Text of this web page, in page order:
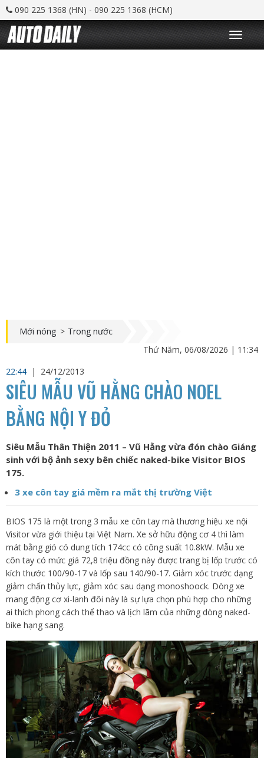
090 225 1368 (HN) - 090 225 1368 (HCM)
T
o
g
Mới nóng > Trong nước
Thứ Năm, 06/08/2026 | 11:34
22:44 | 24/12/2013
SIÊU MẪU VŨ HẰNG CHÀO NOEL
BẰNG NỘI Y ĐỎ
Siêu Mẫu Thân Thiện 2011 – Vũ Hằng vừa đón chào Giáng
sinh với bộ ảnh sexy bên chiếc naked-bike Visitor BIOS
175.
3 xe côn tay giá mềm ra mắt thị trường Việt
BIOS 175 là một trong 3 mẫu xe côn tay mà thương hiệu xe nội
Visitor vừa giới thiệu tại Việt Nam. Xe sở hữu động cơ 4 thì làm
mát bằng gió có dung tích 174cc có công suất 10.8kW. Mẫu xe
côn tay có mức giá 72,8 triệu đồng này được trang bị lốp trước có
kích thước 100/90-17 và lốp sau 140/90-17. Giảm xóc trước dạng
giảm chấn thủy lực, giảm xóc sau dạng monoshoock. Dòng xe
mang động cơ xi-lanh đôi này là sự lựa chọn phù hợp cho những
ai thích phong cách thể thao và lịch lãm của những dòng naked-
bike hạng sang.